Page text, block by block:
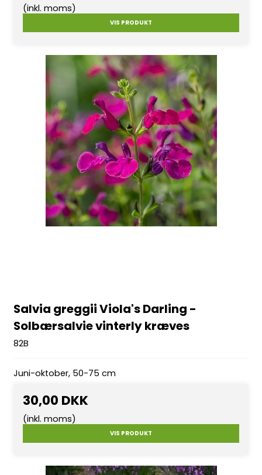
(inkl. moms)
VIS PRODUKT
Salvia greggii Viola's Darling -
Solbærsalvie vinterly kræves
82B
Juni-oktober, 50-75 cm
30,00 DKK
(inkl. moms)
VIS PRODUKT